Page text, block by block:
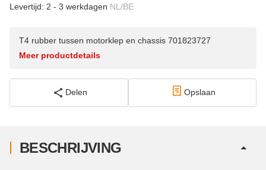
Levertijd: 2 - 3 werkdagen NL/BE
T4 rubber tussen motorklep en chassis 701823727
Meer productdetails
Delen Opslaan
BESCHRIJVING